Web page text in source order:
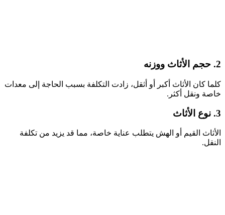
2. حجم الأثاث ووزنه
كلما كان الأثاث أكبر أو أثقل، زادت التكلفة بسبب الحاجة إلى معدات
خاصة ونقل أكثر.
3. نوع الأثاث
الأثاث القيم أو الهش يتطلب عناية خاصة، مما قد يزيد من تكلفة
النقل.